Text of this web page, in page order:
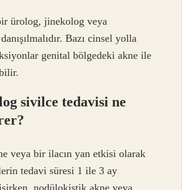
ürolog, jinekolog veya
Bazı cinsel yolla
genital bölgedeki akne ile
sivilce tedavisi ne
veya bir ilacın yan etkisi olarak
tedavi süresi 1 ile 3 ay
nodülokistik akne veya